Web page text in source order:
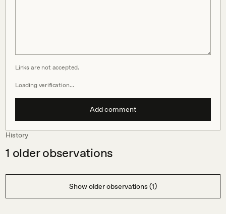
Links are not accepted.
Loading verification…
Add comment
History
1 older observations
Show older observations (1)